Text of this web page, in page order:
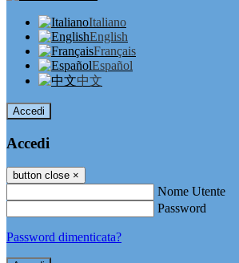
Italiano
English
Français
Español
中文
Accedi
Accedi
button close ×
Nome Utente
Password
Password dimenticata?